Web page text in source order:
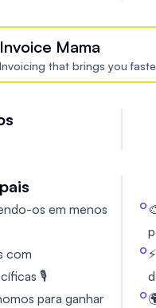
agenticos e
atualização
de geração de
privados que
abrindo
Invoice Mama
Invoicing that brings you
os em menos
com
🎙️
para ganhar